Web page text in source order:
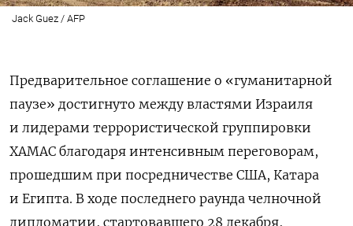
Jack Guez / AFP
Предварительное соглашение о «гуманитарной
паузе» достигнуто между властями Израиля
и лидерами террористической группировки
ХАМАС благодаря интенсивным переговорам,
прошедшим при посредничестве США, Катара
и Египта. В ходе последнего раунда челночной
дипломатии, стартовавшего 28 декабря,